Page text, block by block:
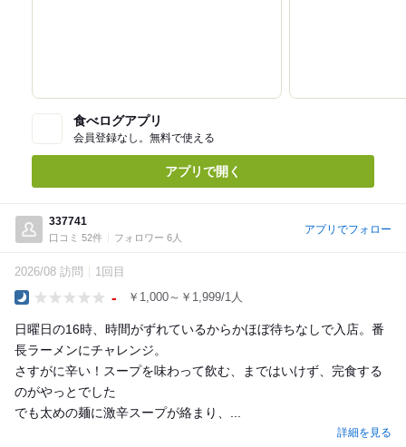
食べログアプリ
会員登録なし。無料で使える
アプリで開く
337741
口コミ 52件 フォロワー 6人
アプリでフォロー
2026/08 訪問 1回目
- ￥1,000～￥1,999/1人
日曜日の16時、時間がずれているからかほぼ待ちなしで入店。番
長ラーメンにチャレンジ。
さすがに辛い！スープを味わって飲む、まではいけず、完食する
のがやっとでした
でも太めの麺に激辛スープが絡まり、...
詳細を見る